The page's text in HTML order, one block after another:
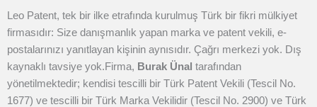
Leo Patent, tek bir ilke etrafında kurulmuş Türk bir fikri mülkiyet
firmasıdır: Size danışmanlık yapan marka ve patent vekili, e-
postalarınızı yanıtlayan kişinin aynısıdır. Çağrı merkezi yok. Dış
kaynaklı tavsiye yok.Firma, Burak Ünal tarafından
yönetilmektedir; kendisi tescilli bir Türk Patent Vekili (Tescil No.
1677) ve tescilli bir Türk Marka Vekilidir (Tescil No. 2900) ve Türk